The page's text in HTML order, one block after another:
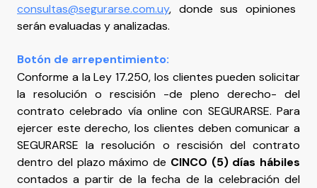
consultas@segurarse.com.uy, donde sus opiniones
serán evaluadas y analizadas.
Botón de arrepentimiento:
Conforme a la Ley 17.250, los clientes pueden solicitar
la resolución o rescisión -de pleno derecho- del
contrato celebrado vía online con SEGURARSE. Para
ejercer este derecho, los clientes deben comunicar a
SEGURARSE la resolución o rescisión del contrato
dentro del plazo máximo de CINCO (5) días hábiles
contados a partir de la fecha de la celebración del